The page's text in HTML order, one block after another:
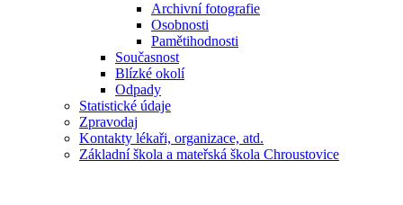
Archivní fotografie
Osobnosti
Pamětihodnosti
Současnost
Blízké okolí
Odpady
Statistické údaje
Zpravodaj
Kontakty lékaři, organizace, atd.
Základní škola a mateřská škola Chroustovice